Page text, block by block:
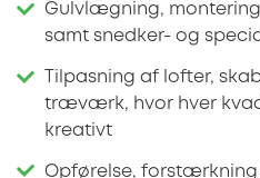
Gulvlægning,
samt snedker- og
Tilpasning af lofter,
træværk, hvor hver
kreativt
Opførelse, forstærkning